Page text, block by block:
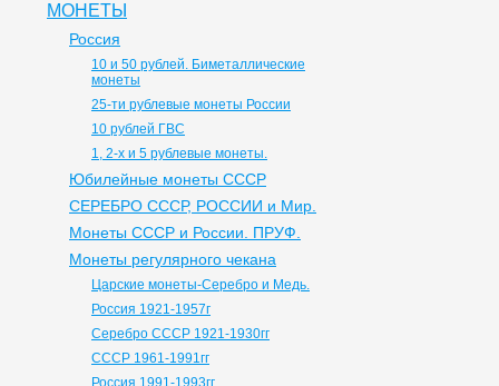
МОНЕТЫ
Россия
10 и 50 рублей. Биметаллические
монеты
25-ти рублевые монеты России
10 рублей ГВС
1, 2-х и 5 рублевые монеты.
Юбилейные монеты СССР
СЕРЕБРО СССР, РОССИИ и Мир.
Монеты СССР и России. ПРУФ.
Монеты регулярного чекана
Царские монеты-Серебро и Медь.
Россия 1921-1957г
Серебро СССР 1921-1930гг
СССР 1961-1991гг
Россия 1991-1993гг